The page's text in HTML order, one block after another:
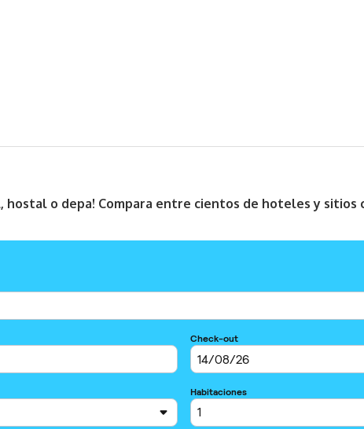
hostal o depa! Compara entre cientos de hoteles y sitios